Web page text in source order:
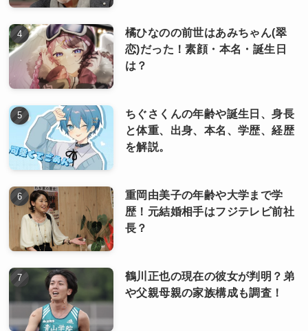
橘ひなのの前世はあみちゃん(翠
恋)だった！素顔・本名・誕生日
は？
ちぐさくんの年齢や誕生日、身長
と体重、出身、本名、学歴、経歴
を解説。
重岡由美子の年齢や大学まで学
歴！元結婚相手はフジテレビ前社
長？
鶴川正也の現在の彼女が判明？弟
や父親母親の家族構成も調査！